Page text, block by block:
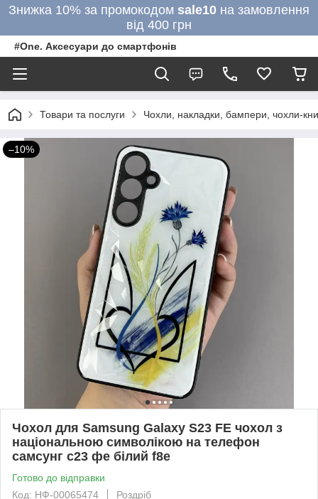
Знижка 10% за промокодом sale10 на замовлення
від 400 грн
#One. Аксесуари до смартфонів
Товари та послуги Чохли, накладки, бампери, чохли-
–10%
Чохол для Samsung Galaxy S23 FE чохол з
національною символікою на телефон
самсунг с23 фе білий f8e
Готово до відправки
Код: НФ-00065474
Роздріб